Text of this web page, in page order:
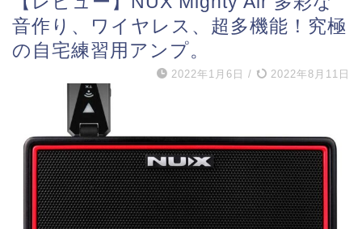
音作り、ワイヤレス、超多機能！究極
の自宅練習用アンプ。
2022年1月6日 / 2022年8月11日